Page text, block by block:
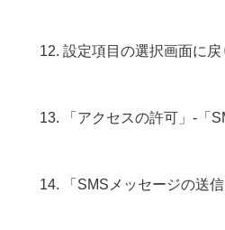
設定項目の選択画面に
「アクセスの許可」-「
「SMSメッセージの送